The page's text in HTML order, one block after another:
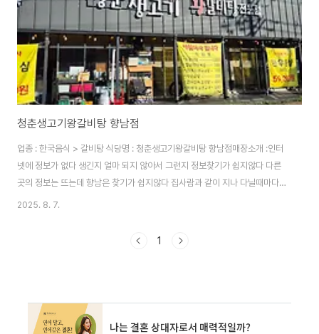
청춘생고기왕갈비탕 향남점
업종 : 한국음식 > 갈비탕 식당명 : 청춘생고기왕갈비탕 향남점매장소개 :인터
넷에 정보가 없다 생긴지 얼마 되지 않아서 그런지 정보찾기가 쉽지않다 다른
곳의 정보는 뜨는데 향남은 찾기가 쉽지않다 집사람과 같이 지나 다닐때마다
한번가보자 가보자 하다가 이제야 처음 방문 해봤는데 맛이 그런데로 괜찮다
마땅치 않을때 올곳이 한군데 더 생겼다.전화번호 : 0507-1402-4321주소
2025. 8. 7.
1